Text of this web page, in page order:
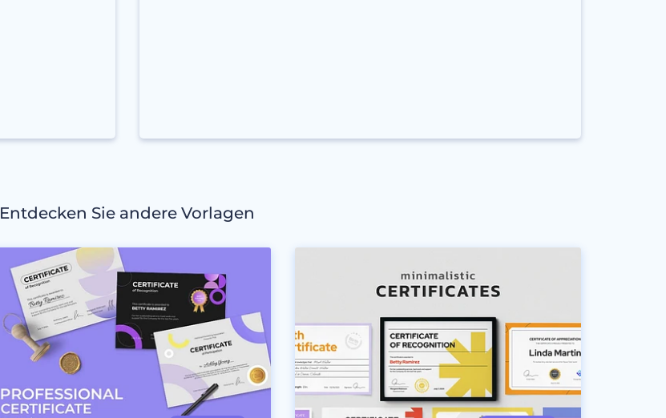
Entdecken Sie andere Vorlagen